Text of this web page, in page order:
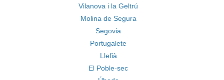
Vilanova i la Geltrú
Molina de Segura
Segovia
Portugalete
Llefià
El Poble-sec